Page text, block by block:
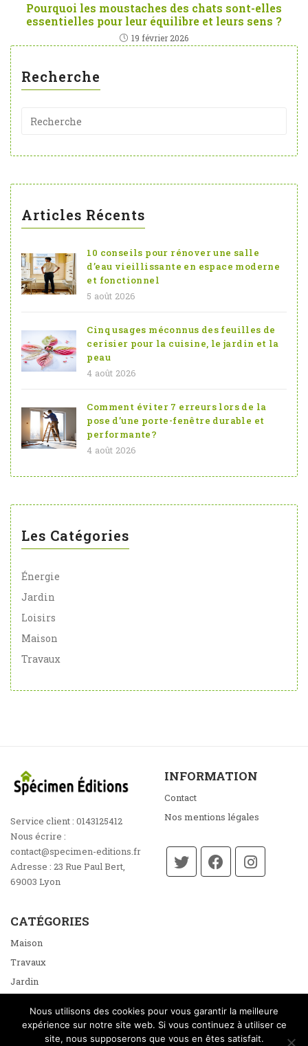
Pourquoi les moustaches des chats sont-elles
essentielles pour leur équilibre et leurs sens ?
19 février 2026
Recherche
Articles Récents
10 conseils pour rénover une salle
d’eau vieillissante en espace moderne
et fonctionnel
5 août 2026
Cinq usages méconnus des feuilles de
cerisier pour la cuisine, le jardin et la
peau
4 août 2026
Comment éviter 7 erreurs lors de la
pose d’une porte-fenêtre durable et
performante?
4 août 2026
Les Catégories
Énergie
Jardin
Loisirs
Maison
Travaux
Service client : 0143125412
Nous écrire :
contact@specimen-editions.fr
Adresse : 23 Rue Paul Bert,
69003 Lyon
INFORMATION
Contact
Nos mentions légales
CATÉGORIES
Maison
Travaux
Jardin
Loisirs
Nous utilisons des cookies pour vous garantir la meilleure
expérience sur notre site web. Si vous continuez à utiliser ce
site, nous supposerons que vous en êtes satisfait.